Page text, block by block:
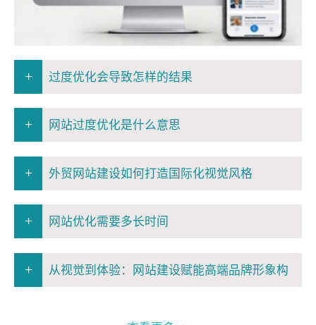
+ 过度优化会导致怎样的结果
+ 网站过度优化是什么意思
+ 外贸网站建设如何打造国际化视觉风格
+ 网站优化需要多长时间
+ 从视觉到体验：网站建设赋能高端品牌形象构